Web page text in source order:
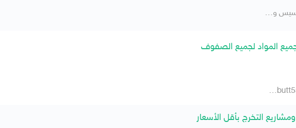
معلم تأسيس وصعوبات تعلمم
المواد لجميع الصفوف
ayaan butt555522
التخرج بأقل الأسعار